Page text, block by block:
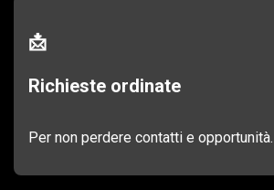
📩
Richieste ordinate
Per non perdere contatti e opportunità.